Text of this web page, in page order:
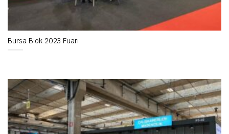
Bursa Blok 2023 Fuarı